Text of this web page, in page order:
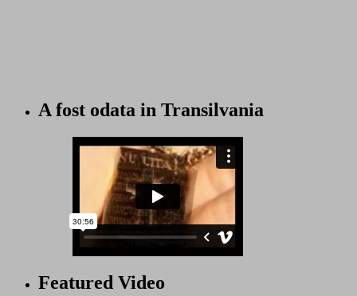
A fost odata in Transilvania
Featured Video